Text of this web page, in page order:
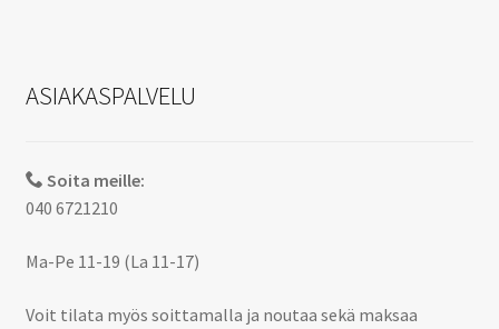
ASIAKASPALVELU
Soita meille:
040 6721210
Ma-Pe 11-19 (La 11-17)
Voit tilata myös soittamalla ja noutaa sekä maksaa